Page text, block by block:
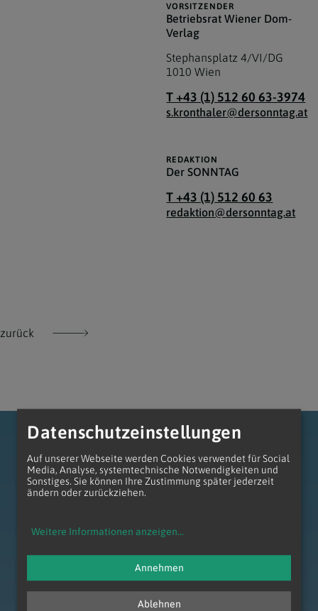
VORSITZENDER
Betriebsrat Wiener Dom-
Verlag
Stephansplatz 4/VI/DG
1010Wien
T +43 (1) 512 60 63-3974
s.kronthaler@dersonntag.at
REDAKTION
Der SONNTAG
T +43 (1) 512 60 63
redaktion@dersonntag.at
zurück
Datenschutzeinstellungen
Auf unserer Webseite werden Cookies verwendet für Social
Media, Analyse, systemtechnische Notwendigkeiten und
Sonstiges. Sie können Ihre Zustimmung später jederzeit
ändern oder zurückziehen.
Weitere Informationen anzeigen...
Ablehnen
Annehmen